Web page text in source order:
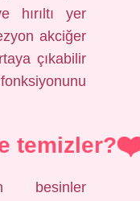
hırıltı yer
akciğer
çıkabilir
temizler?
besinler